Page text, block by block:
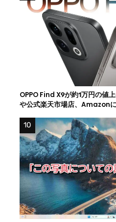
OPPO Find X9が約1万円の値
や公式楽天市場店、Amazon